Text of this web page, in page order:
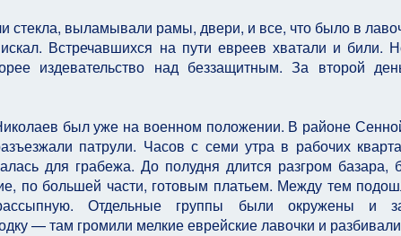
стекла, выламывали рамы, двери, и все, что было в
Встречавшихся на пути евреев хватали и били.
издевательство над беззащитным. За второй
был уже на военном положении. В районе
патрули. Часов с семи утра в рабочих
для грабежа. До полудня длится разгром базара,
по большей части, готовым платьем. Между тем
Отдельные группы были окружены и
— там громили мелкие еврейские лавочки и разбивали